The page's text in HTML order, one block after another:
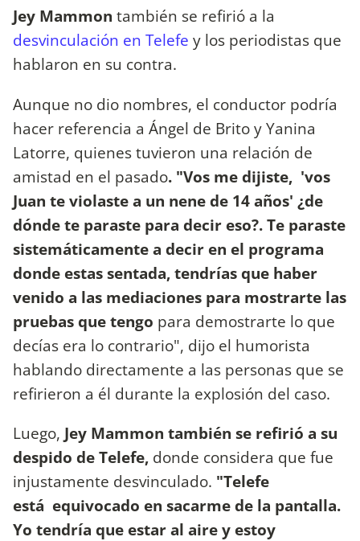
Jey Mammon también se refirió a la
desvinculación en Telefe y los periodistas que
hablaron en su contra.
Aunque no dio nombres, el conductor podría
hacer referencia a Ángel de Brito y Yanina
Latorre, quienes tuvieron una relación de
amistad en el pasado. "Vos me dijiste, 'vos
Juan te violaste a un nene de 14 años' ¿de
dónde te paraste para decir eso?. Te paraste
sistemáticamente a decir en el programa
donde estas sentada, tendrías que haber
venido a las mediaciones para mostrarte las
pruebas que tengo para demostrarte lo que
decías era lo contrario", dijo el humorista
hablando directamente a las personas que se
refirieron a él durante la explosión del caso.
Luego, Jey Mammon también se refirió a su
despido de Telefe, donde considera que fue
injustamente desvinculado. "Telefe
está equivocado en sacarme de la pantalla.
Yo tendría que estar al aire y estoy